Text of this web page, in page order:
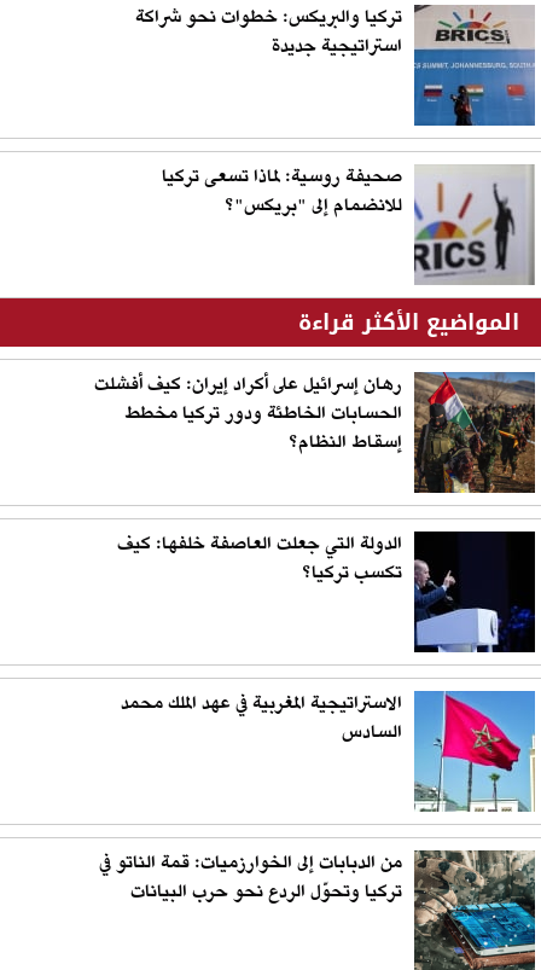
تركيا والبريكس: خطوات نحو شراكة
استراتيجية جديدة
صحيفة روسية: لماذا تسعى تركيا
للانضمام إلى "بريكس"؟
المواضيع الأكثر قراءة
رهان إسرائيل على أكراد إيران: كيف أفشلت
الحسابات الخاطئة ودور تركيا مخطط
إسقاط النظام؟
الدولة التي جعلت العاصفة خلفها: كيف
تكسب تركيا؟
الاستراتيجية المغربية في عهد الملك محمد
السادس
من الدبابات إلى الخوارزميات: قمة الناتو في
تركيا وتحوّل الردع نحو حرب البيانات